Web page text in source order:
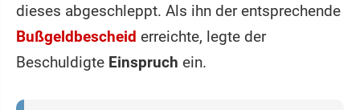
dieses abgeschleppt. Als ihn der entsprechende
Bußgeldbescheid erreichte, legte der
Beschuldigte Einspruch ein.